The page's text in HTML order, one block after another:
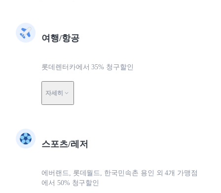
여행/항공
롯데렌터카에서 35% 청구할인
자세히
스포츠/레저
에버랜드, 롯데월드, 한국민속촌 용인 외 4개 가맹점
에서 50% 청구할인